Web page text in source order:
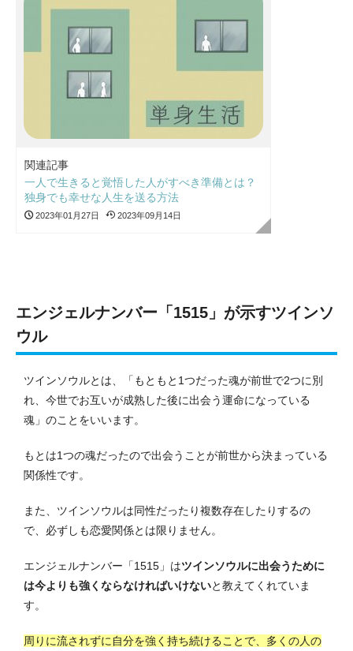
関連記事
一人で生きると覚悟した人がすべき準備とは？
独身でも幸せな人生を送る方法
2023年01月27日 2023年09月14日
エンジェルナンバー「1515」が示すツインソ
ウル
ツインソウルとは、「もともと1つだった魂が前世で2つに別
れ、今世でお互いが成熟した後に出会う運命になっている
魂」のことをいいます。
もとは1つの魂だったので出会うことが前世から決まっている
関係性です。
また、ツインソウルは同性だったり複数存在したりするの
で、必ずしも恋愛関係とは限りません。
エンジェルナンバー「1515」はツインソウルに出会うために
は今よりも強くならなければいけないと教えてくれていま
す。
周りに流されずに自分を強く持ち続けることで、多くの人の